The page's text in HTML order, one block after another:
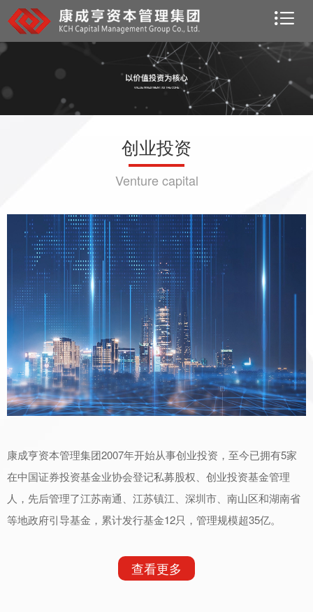
创业投资
Venture capital
康成亨资本管理集团2007年开始从事创业投资，至今已拥有5家
在中国证券投资基金业协会登记私募股权、创业投资基金管理
人，先后管理了江苏南通、江苏镇江、深圳市、南山区和湖南省
等地政府引导基金，累计发行基金12只，管理规模超35亿。
查看更多